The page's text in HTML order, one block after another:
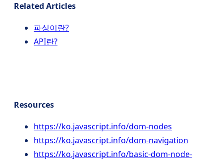
Related Articles
파싱이란?
API란?
Resources
https://ko.javascript.info/dom-nodes
https://ko.javascript.info/dom-navigation
https://ko.javascript.info/basic-dom-node-